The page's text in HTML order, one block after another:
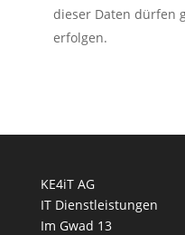
dieser Daten dürfen
erfolgen.
KE4iT AG
IT Dienstleistungen
Im Gwad 13